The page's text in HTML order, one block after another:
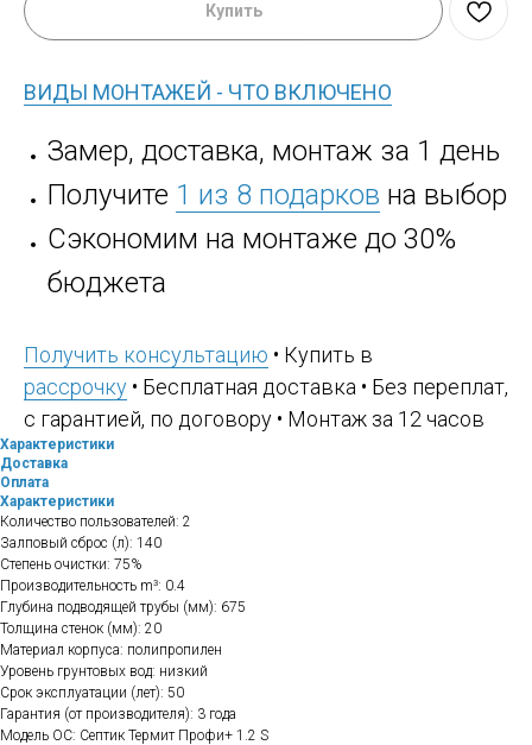
Купить
ВИДЫ МОНТАЖЕЙ - ЧТО ВКЛЮЧЕНО
Замер, доставка, монтаж за 1 день
Получите 1 из 8 подарков на выбор
Сэкономим на монтаже до 30%
бюджета
Получить консультацию • Купить в
рассрочку • Бесплатная доставка • Без переплат,
с гарантией, по договору • Монтаж за 12 часов
Характеристики
Доставка
Оплата
Характеристики
Количество пользователей: 2
Залповый сброс (л): 140
Степень очистки: 75%
Производительность m³: 0.4
Глубина подводящей трубы (мм): 675
Толщина стенок (мм): 20
Материал корпуса: полипропилен
Уровень грунтовых вод: низкий
Срок эксплуатации (лет): 50
Гарантия (от производителя): 3 года
Модель ОС: Септик Термит Профи+ 1.2 S